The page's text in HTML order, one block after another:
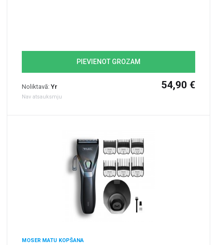
PIEVIENOT GROZAM
Noliktavā: Yr
Nav atsauksmju
54,90 €
MOSER MATU KOPŠANA